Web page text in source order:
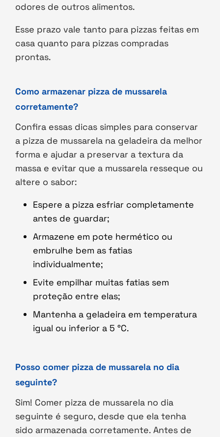
odores de outros alimentos.
Esse prazo vale tanto para pizzas feitas em
casa quanto para pizzas compradas
prontas.
Como armazenar pizza de mussarela
corretamente?
Confira essas dicas simples para conservar
a pizza de mussarela na geladeira da melhor
forma e ajudar a preservar a textura da
massa e evitar que a mussarela resseque ou
altere o sabor:
Espere a pizza esfriar completamente
antes de guardar;
Armazene em pote hermético ou
embrulhe bem as fatias
individualmente;
Evite empilhar muitas fatias sem
proteção entre elas;
Mantenha a geladeira em temperatura
igual ou inferior a 5 °C.
Posso comer pizza de mussarela no dia
seguinte?
Sim! Comer pizza de mussarela no dia
seguinte é seguro, desde que ela tenha
sido armazenada corretamente. Antes de